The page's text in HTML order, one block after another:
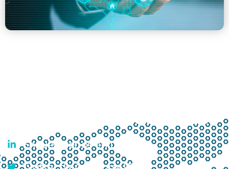
Estemos En Contacto
Encuéntrenos en LinkedIn.